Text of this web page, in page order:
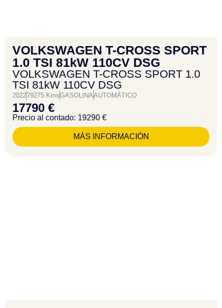
VOLKSWAGEN T-CROSS SPORT
1.0 TSI 81kW 110CV DSG
VOLKSWAGEN T-CROSS SPORT 1.0
TSI 81kW 110CV DSG
202279275 KmsGASOLINAAUTOMÁTICO
17790 €
Precio al contado: 19290 €
MÁS INFORMACIÓN